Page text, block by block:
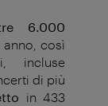
6.000
anno, così
incluse
di più
in 433